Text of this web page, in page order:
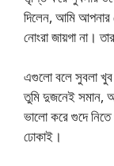
দিলেন, আমি আপনার
নোংরা জায়গা না।
এগুলো বলে সুবলা
তুমি দুজনেই সমান,
ভালো করে গুদে
ঢোকাই।